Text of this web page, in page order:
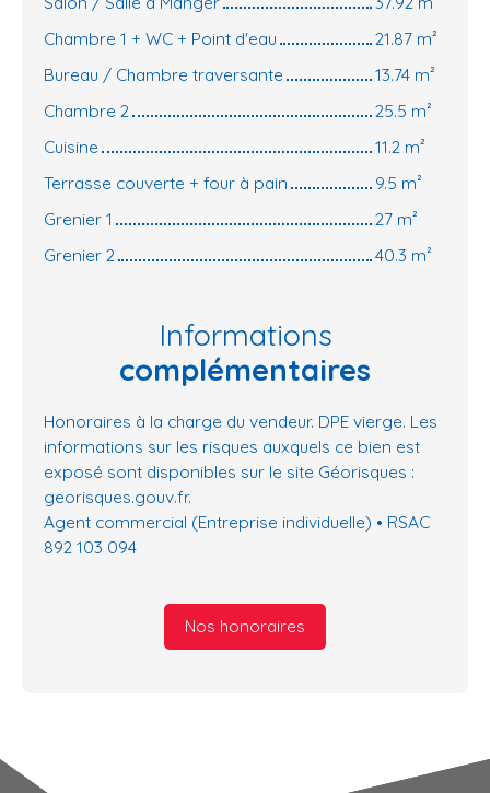
Chambre 1 + WC + Point d'eau
21.87 m²
Bureau / Chambre traversante
13.74 m²
Chambre 2
25.5 m²
Cuisine
11.2 m²
Terrasse couverte + four à pain
9.5 m²
Grenier 1
27 m²
Grenier 2
40.3 m²
Informations
complémentaires
Honoraires à la charge du vendeur. DPE vierge. Les
informations sur les risques auxquels ce bien est
exposé sont disponibles sur le site Géorisques :
georisques.gouv.fr.
Agent commercial (Entreprise individuelle) • RSAC
892 103 094
Nos honoraires